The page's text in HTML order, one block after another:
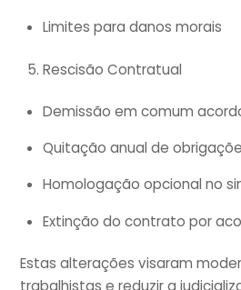
Limites para danos morais
Rescisão Contratual
Demissão em comum
Quitação anual de
Homologação opcional no
Extinção do contrato por
Estas alterações visaram
trabalhistas e reduzir a